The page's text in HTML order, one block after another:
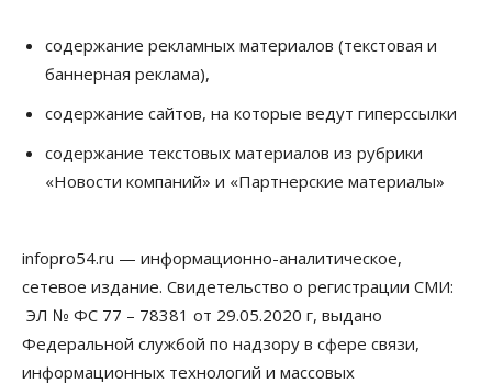
Бизнес Недвижимость Общество
Росреестр назвал главные причины
06 Августа 2026, 12:00
Телекоммуникации
В 16 населённых пунктах Мошковского района
Бизнес Право&Порядок
Злоумышленники опять атакуют
новосибирские компании через электронную
почту
06 Августа 2026, 11:00
содержание рекламных материалов (текстовая и
баннерная реклама),
содержание сайтов, на которые ведут гиперссылки
содержание текстовых материалов из рубрики
«Новости компаний» и «Партнерские материалы»
infopro54.ru — информационно-аналитическое,
сетевое издание. Свидетельство о регистрации СМИ:
ЭЛ № ФС 77 – 78381 от 29.05.2020 г, выдано
Федеральной службой по надзору в сфере связи,
информационных технологий и массовых